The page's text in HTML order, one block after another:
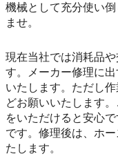
機械として充分使い
ませ。
現在当社では消耗品
す。メーカー修理に
いたします。ただし
どお願いいたします
をいただけると安心
です。修理後は、ホ
たします。